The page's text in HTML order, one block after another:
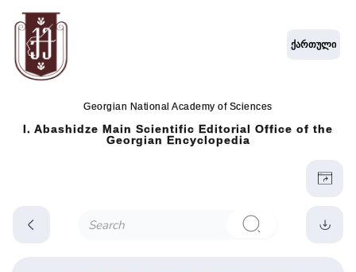
Georgian National Academy of Sciences
I. Abashidze Main Scientific Editorial Office of the
Georgian Encyclopedia
ქართული